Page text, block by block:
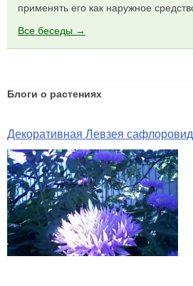
применять его как наружное
Все беседы →
Блоги о растениях
Декоративная Левзея